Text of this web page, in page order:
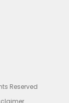
Reserved